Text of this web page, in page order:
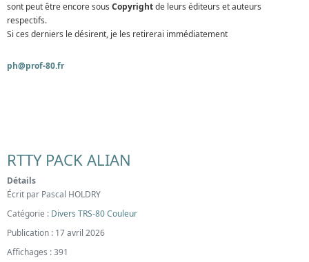
sont peut être encore sous Copyrightde leurs éditeurs et auteurs
respectifs.
Si ces derniers le désirent, je les retirerai immédiatement
ph@prof-80.fr
RTTY PACK ALIAN
Détails
Écrit par Pascal HOLDRY
Catégorie : Divers TRS-80 Couleur
Publication : 17 avril 2026
Affichages : 391